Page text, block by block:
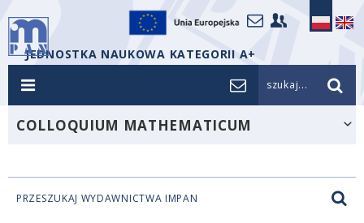
JEDNOSTKA NAUKOWA KATEGORII A+
szukaj...
COLLOQUIUM MATHEMATICUM
PRZESZUKAJ WYDAWNICTWA IMPAN